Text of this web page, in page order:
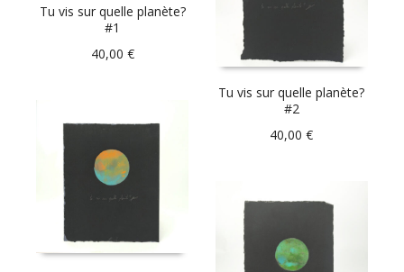
Tu vis sur quelle planète?
#1
40,00 €
Tu vis sur quelle planète?
#2
40,00€